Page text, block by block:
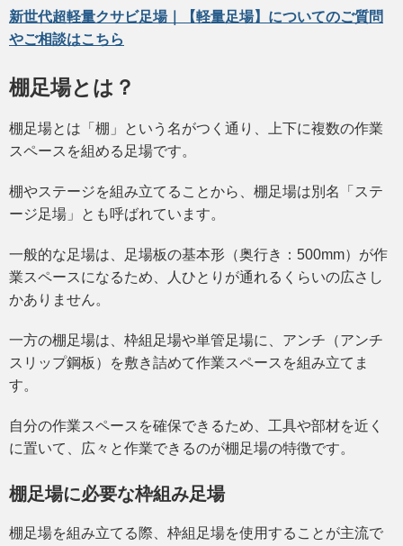
新世代超軽量クサビ足場｜【軽量足場】についてのご質問
やご相談はこちら
棚足場とは？
棚足場とは「棚」という名がつく通り、上下に複数の作業
スペースを組める足場です。
棚やステージを組み立てることから、棚足場は別名「ステ
ージ足場」とも呼ばれています。
一般的な足場は、足場板の基本形（奥行き：500mm）が作
業スペースになるため、人ひとりが通れるくらいの広さし
かありません。
一方の棚足場は、枠組足場や単管足場に、アンチ（アンチ
スリップ鋼板）を敷き詰めて作業スペースを組み立てま
す。
自分の作業スペースを確保できるため、工具や部材を近く
に置いて、広々と作業できるのが棚足場の特徴です。
棚足場に必要な枠組み足場
棚足場を組み立てる際、枠組足場を使用することが主流で